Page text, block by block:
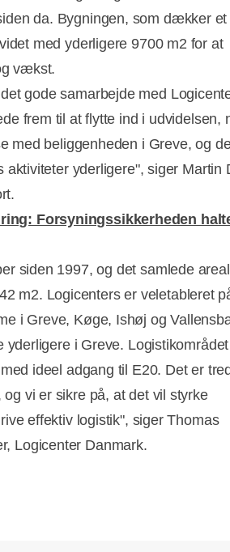
da. Bygningen, som dækker et
med yderligere 9700 m2 for at
vækst.
gode samarbejde med
frem til at flytte ind i udvidelsen,
med beliggenheden i Greve, og
yderligere", siger Martin
Forsyningssikkerheden
siden 1997, og det samlede
m2. Logicenters er veletableret
i Greve, Køge, Ishøj og
yderligere i Greve.
ideel adgang til E20. Det er
vi er sikre på, at det vil styrke
effektiv logistik", siger Thomas
Logicenter Danmark.